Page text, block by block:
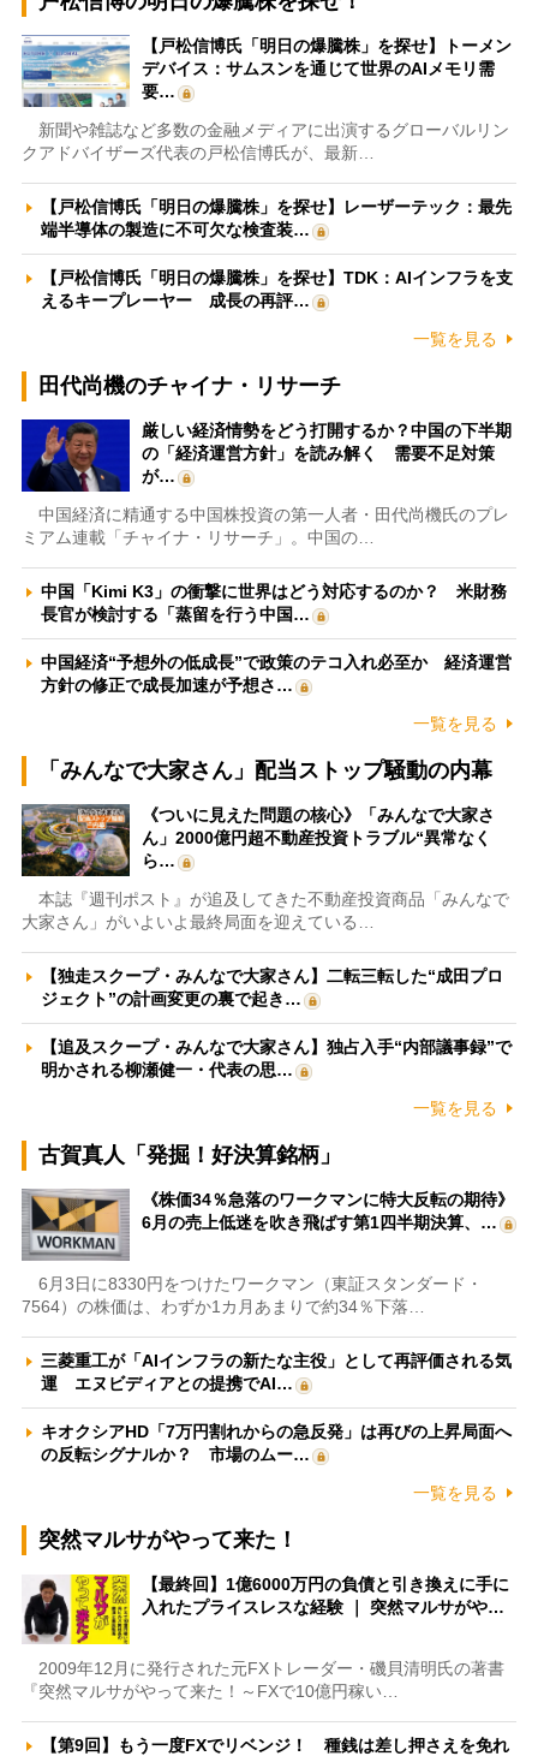
【戸松信博氏「明日の爆騰株」を探せ】トーメン
デバイス：サムスンを通じて世界のAIメモリ需
要…
新聞や雑誌など多数の金融メディアに出演するグローバルリン
クアドバイザーズ代表の戸松信博氏が、最新…
【戸松信博氏「明日の爆騰株」を探せ】レーザーテック：最先
端半導体の製造に不可欠な検査装…
【戸松信博氏「明日の爆騰株」を探せ】TDK：AIインフラを支
えるキープレーヤー 成長の再評…
一覧を見る
田代尚機のチャイナ・リサーチ
厳しい経済情勢をどう打開するか？中国の下半期
の「経済運営方針」を読み解く 需要不足対策
が…
中国経済に精通する中国株投資の第一人者・田代尚機氏のプレ
ミアム連載「チャイナ・リサーチ」。中国の…
中国「Kimi K3」の衝撃に世界はどう対応するのか？ 米財務
長官が検討する「蒸留を行う中国…
中国経済“予想外の低成長”で政策のテコ入れ必至か 経済運営
方針の修正で成長加速が予想さ…
一覧を見る
「みんなで大家さん」配当ストップ騒動の内幕
《ついに見えた問題の核心》「みんなで大家さ
ん」2000億円超不動産投資トラブル“異常なく
ら…
本誌『週刊ポスト』が追及してきた不動産投資商品「みんなで
大家さん」がいよいよ最終局面を迎えている…
【独走スクープ・みんなで大家さん】二転三転した“成田プロ
ジェクト”の計画変更の裏で起き…
【追及スクープ・みんなで大家さん】独占入手“内部議事録”で
明かされる柳瀬健一・代表の思…
一覧を見る
古賀真人「発掘！好決算銘柄」
《株価34％急落のワークマンに特大反転の期待》
6月の売上低迷を吹き飛ばす第1四半期決算、…
6月3日に8330円をつけたワークマン（東証スタンダード・
7564）の株価は、わずか1カ月あまりで約34％下落…
三菱重工が「AIインフラの新たな主役」として再評価される気
運 エヌビディアとの提携でAI…
キオクシアHD「7万円割れからの急反発」は再びの上昇局面へ
の反転シグナルか？ 市場のムー…
一覧を見る
突然マルサがやって来た！
【最終回】1億6000万円の負債と引き換えに手に
入れたプライスレスな経験 ｜ 突然マルサがや…
2009年12月に発行された元FXトレーダー・磯貝清明氏の著書
『突然マルサがやって来た！～FXで10億円稼い…
【第9回】もう一度FXでリベンジ！ 種銭は差し押さえを免れ